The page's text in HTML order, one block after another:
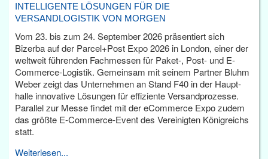
INTELLIGENTE LÖSUNGEN FÜR DIE
VERSANDLOGISTIK VON MORGEN
Vom 23. bis zum 24. September 2026 präsentiert sich
Bizerba auf der Parcel+Post Expo 2026 in London, einer der
weltweit führenden Fachmessen für Paket-, Post- und E-
Commerce-Logistik. Gemeinsam mit seinem Partner Bluhm
Weber zeigt das Unternehmen an Stand F40 in der Haupt­
halle innovative Lösungen für effiziente Versandprozesse.
Parallel zur Messe findet mit der eCommerce Expo zudem
das größte E-Commerce-Event des Vereinigten Königreichs
statt.
Weiterlesen...